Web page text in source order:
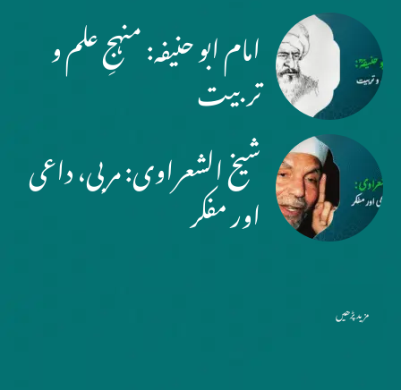
امام ابو حنیفہ: منہجِ علم و
تربیت
شیخ الشعراوی: مربی، داعی
اور مفکر
مزید پڑھیں